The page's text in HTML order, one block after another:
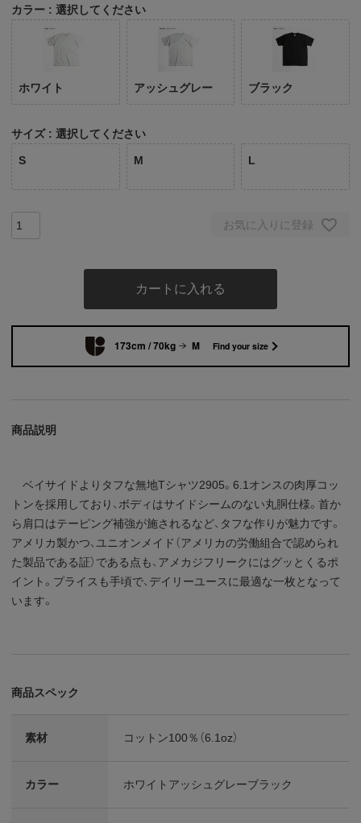
カラー 選択してください
ホワイト アッシュグレー ブラック
サイズ 選択してください
S M L
お気に入りに登録
カートに入れる
173cm / 70kg M Find your size
商品説明
ベイサイドよりタフな無地Tシャツ2905。6.1オンスの肉厚コッ
トンを採用しており、ボディはサイドシームのない丸胴仕様。首か
ら肩口はテーピング補強が施されるなど、タフな作りが魅力です。
アメリカ製かつ、ユニオンメイド（アメリカの労働組合で認められ
た製品である証）である点も、アメカジフリークにはグッとくるポ
イント。プライスも手頃で、デイリーユースに最適な一枚となって
います。
商品スペック
素材 コットン100％（6.1oz）
カラー ホワイトアッシュグレーブラック